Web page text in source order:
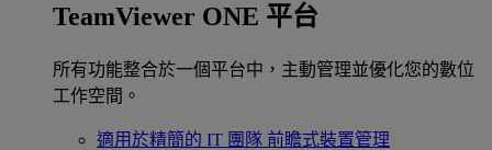
TeamViewer ONE 平台
所有功能整合於一個平台中，主動管理並優化您的數位
工作空間。
適用於精簡的 IT 團隊 前瞻式裝置管理